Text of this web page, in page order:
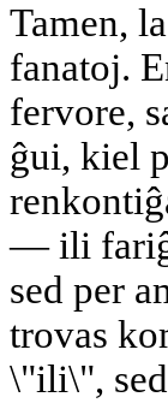
Tamen,
fanatoj.
fervore,
ĝui, kiel
— ili
sed per
trovas
\"ili\",